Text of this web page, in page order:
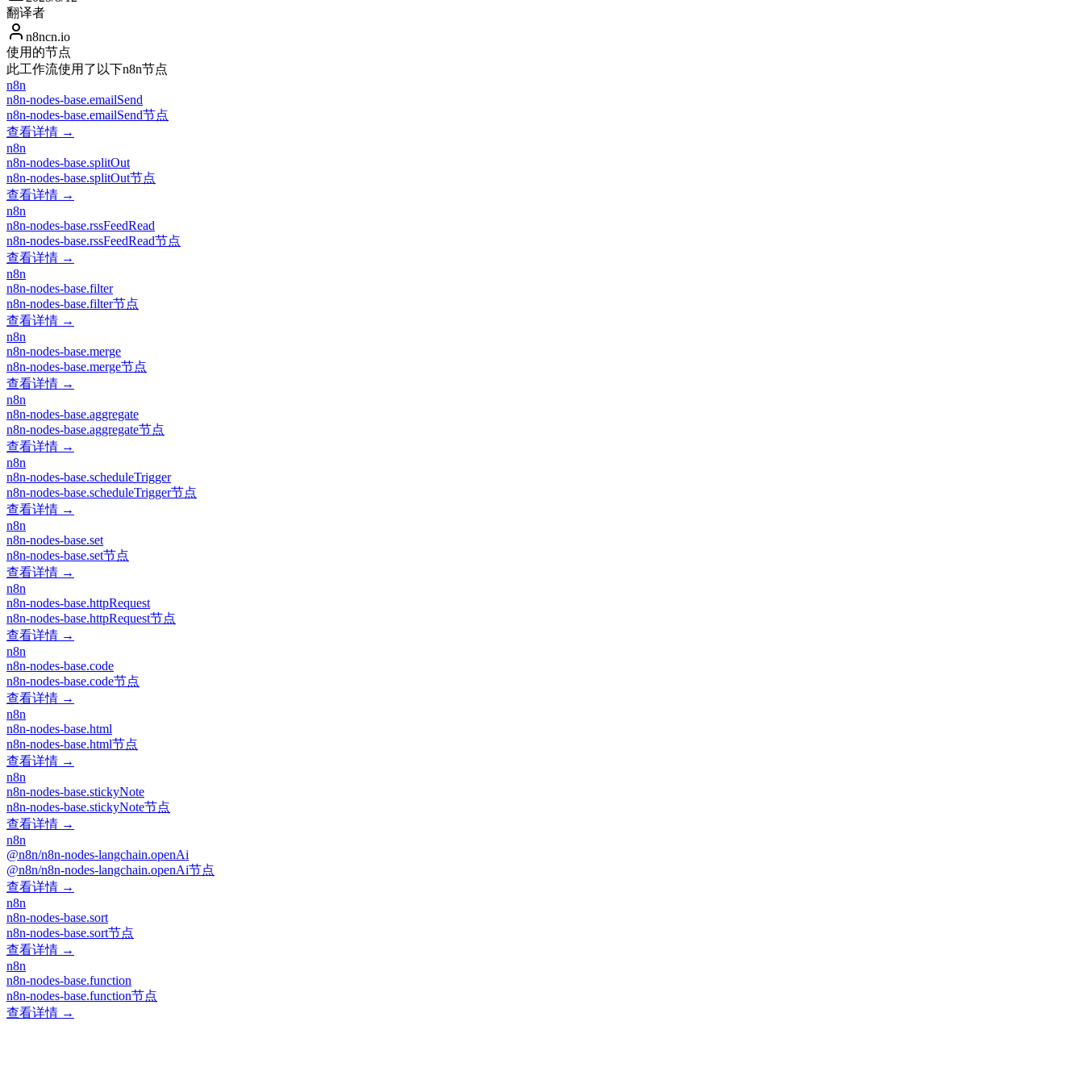
翻译者
n8ncn.io
使用的节点
此工作流使用了以下n8n节点
n8n
n8n-nodes-base.emailSend
n8n-nodes-base.emailSend节点
查看详情 →
n8n
n8n-nodes-base.splitOut
n8n-nodes-base.splitOut节点
查看详情 →
n8n
n8n-nodes-base.rssFeedRead
n8n-nodes-base.rssFeedRead节点
查看详情 →
n8n
n8n-nodes-base.filter
n8n-nodes-base.filter节点
查看详情 →
n8n
n8n-nodes-base.merge
n8n-nodes-base.merge节点
查看详情 →
n8n
n8n-nodes-base.aggregate
n8n-nodes-base.aggregate节点
查看详情 →
n8n
n8n-nodes-base.scheduleTrigger
n8n-nodes-base.scheduleTrigger节点
查看详情 →
n8n
n8n-nodes-base.set
n8n-nodes-base.set节点
查看详情 →
n8n
n8n-nodes-base.httpRequest
n8n-nodes-base.httpRequest节点
查看详情 →
n8n
n8n-nodes-base.code
n8n-nodes-base.code节点
查看详情 →
n8n
n8n-nodes-base.html
n8n-nodes-base.html节点
查看详情 →
n8n
n8n-nodes-base.stickyNote
n8n-nodes-base.stickyNote节点
查看详情 →
n8n
@n8n/n8n-nodes-langchain.openAi
@n8n/n8n-nodes-langchain.openAi节点
查看详情 →
n8n
n8n-nodes-base.sort
n8n-nodes-base.sort节点
查看详情 →
n8n
n8n-nodes-base.function
n8n-nodes-base.function节点
查看详情 →